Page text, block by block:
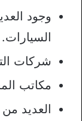
وجود
السيارات.
شركات
مكاتب
العديد